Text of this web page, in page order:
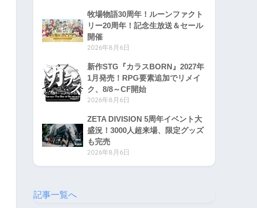
牧場物語30周年！ルーンファクト
リー20周年！記念生放送＆セール
開催
2026年8月6日
新作STG『カラスBORN』2027年
1月発売！RPG要素追加でリメイ
ク、8/8～CF開始
2026年8月6日
ZETA DIVISION 5周年イベント大
盛況！3000人超来場、限定グッズ
も完売
2026年8月6日
記事一覧へ